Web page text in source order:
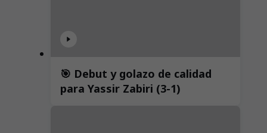
🎯 Debut y golazo de calidad
para Yassir Zabiri (3-1)